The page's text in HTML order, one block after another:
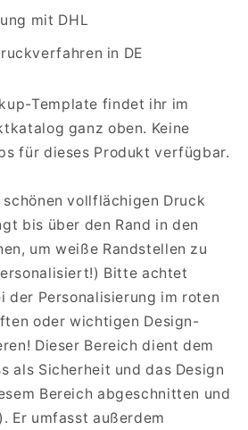
mit DHL
in DE
Template findet ihr im
ganz oben. Keine
für dieses Produkt verfügbar.
schönen vollflächigen Druck
bis über den Rand in den
um weiße Randstellen zu
Bitte achtet
der Personalisierung im roten
oder wichtigen Design-
Dieser Bereich dient dem
als Sicherheit und das Design
Bereich abgeschnitten und
Er umfasst außerdem